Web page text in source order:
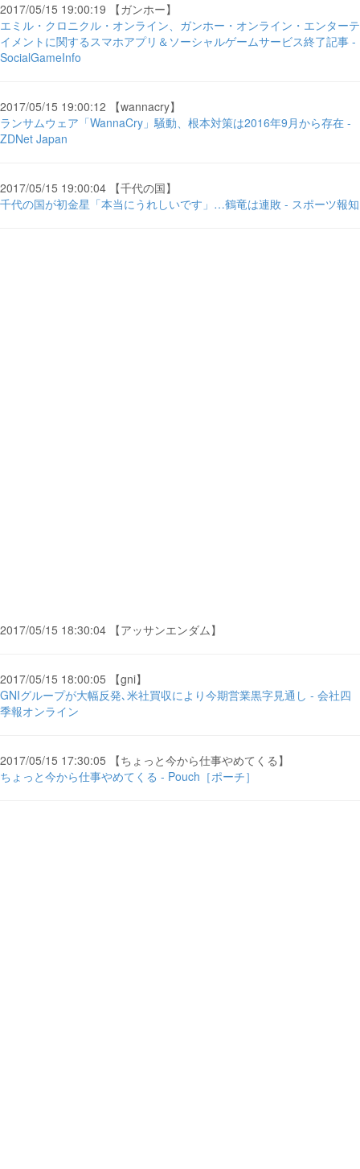
2017/05/15 19:00:19 【ガンホー】
エミル・クロニクル・オンライン、ガンホー・オンライン・エンターテ
イメントに関するスマホアプリ＆ソーシャルゲームサービス終了記事 -
SocialGameInfo
2017/05/15 19:00:12 【wannacry】
ランサムウェア「WannaCry」騒動、根本対策は2016年9月から存在 -
ZDNet Japan
2017/05/15 19:00:04 【千代の国】
千代の国が初金星「本当にうれしいです」…鶴竜は連敗 - スポーツ報知
2017/05/15 18:30:04 【アッサンエンダム】
2017/05/15 18:00:05 【gni】
GNIグループが大幅反発､米社買収により今期営業黒字見通し - 会社四
季報オンライン
2017/05/15 17:30:05 【ちょっと今から仕事やめてくる】
ちょっと今から仕事やめてくる - Pouch［ポーチ］